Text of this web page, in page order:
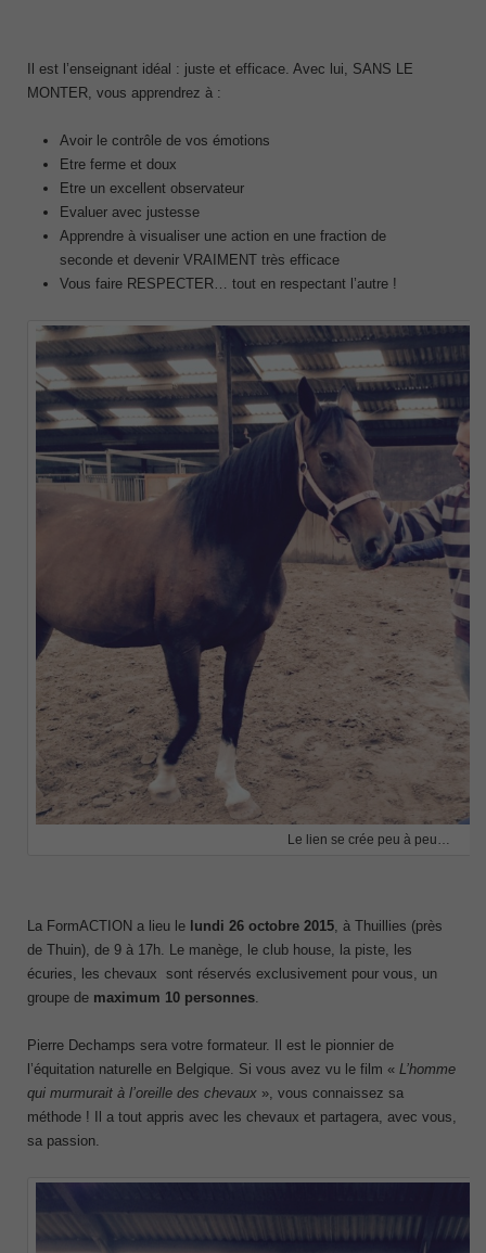
Il est l’enseignant idéal : juste et efficace. Avec lui, SANS LE
MONTER, vous apprendrez à :
Avoir le contrôle de vos émotions
Etre ferme et doux
Etre un excellent observateur
Evaluer avec justesse
Apprendre à visualiser une action en une fraction de
seconde et devenir VRAIMENT très efficace
Vous faire RESPECTER… tout en respectant l’autre !
Le lien se crée peu à peu…
La FormACTION a lieu le lundi 26 octobre 2015, à Thuillies (près
de Thuin), de 9 à 17h. Le manège, le club house, la piste, les
écuries, les chevaux sont réservés exclusivement pour vous, un
groupe de maximum 10 personnes.
Pierre Dechamps sera votre formateur. Il est le pionnier de
l’équitation naturelle en Belgique. Si vous avez vu le film « L’homme
qui murmurait à l’oreille des chevaux », vous connaissez sa
méthode ! Il a tout appris avec les chevaux et partagera, avec vous,
sa passion.